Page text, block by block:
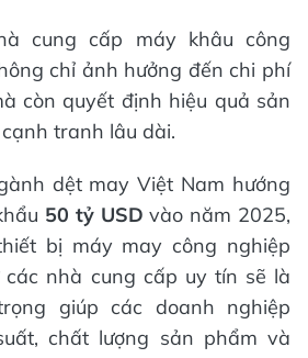
cung cấp máy khâu công
chỉ ảnh hưởng đến chi phí
còn quyết định hiệu quả sản
tranh lâu dài.
dệt may Việt Nam hướng
50 tỷ USD vào năm 2025,
bị máy may công nghiệp
nhà cung cấp uy tín sẽ là
giúp các doanh nghiệp
chất lượng sản phẩm và